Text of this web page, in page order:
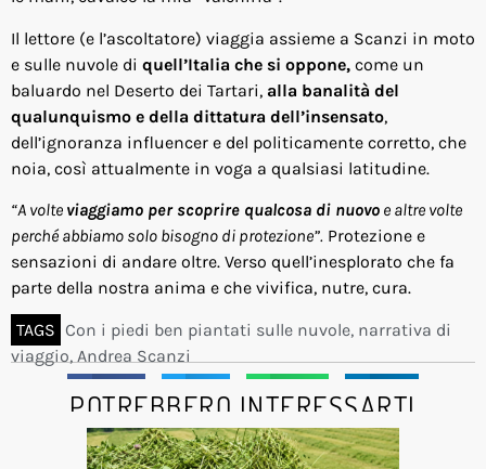
Il lettore (e l’ascoltatore) viaggia assieme a Scanzi in moto
e sulle nuvole di quell’Italia che si oppone, come un
baluardo nel Deserto dei Tartari, alla banalità del
qualunquismo e della dittatura dell’insensato,
dell’ignoranza influencer e del politicamente corretto, che
noia, così attualmente in voga a qualsiasi latitudine.
“A volte viaggiamo per scoprire qualcosa di nuovo e altre volte
perché abbiamo solo bisogno di protezione”. Protezione e
sensazioni di andare oltre. Verso quell’inesplorato che fa
parte della nostra anima e che vivifica, nutre, cura.
TAGS Con i piedi ben piantati sulle nuvole, narrativa di
viaggio, Andrea Scanzi
POTREBBERO INTERESSARTI